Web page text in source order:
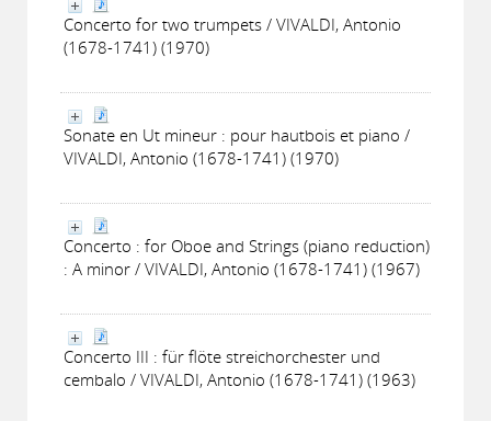
Concerto for two trumpets / VIVALDI, Antonio
(1678-1741) (1970)
Sonate en Ut mineur : pour hautbois et piano /
VIVALDI, Antonio (1678-1741) (1970)
Concerto : for Oboe and Strings (piano reduction)
: A minor / VIVALDI, Antonio (1678-1741) (1967)
Concerto III : für flöte streichorchester und
cembalo / VIVALDI, Antonio (1678-1741) (1963)